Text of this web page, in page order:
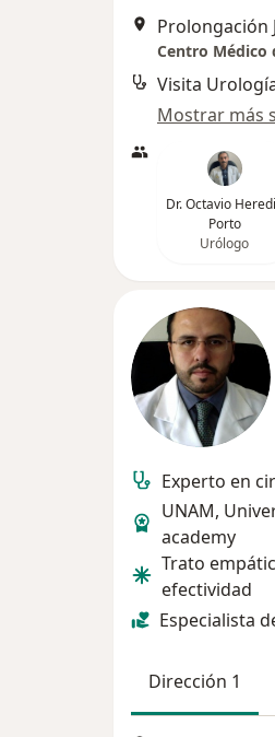
Centro Médico
Visita
Mostrar más
Dr. Octavio
Porto
Urólogo
Experto en
UNAM,
academy
Trato
efectividad
Especialista
Dirección 1